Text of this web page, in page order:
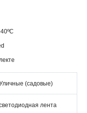
(садовые)
лента